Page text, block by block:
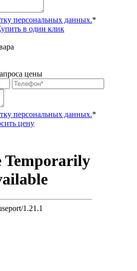
персональных данных.*
в один клик
цены
персональных данных.*
цену